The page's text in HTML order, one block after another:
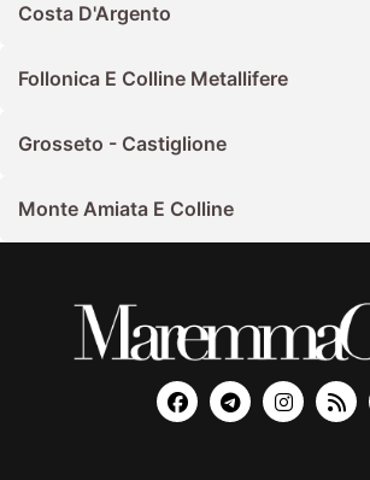
Costa D'Argento
Follonica E Colline Metallifere
Grosseto - Castiglione
Monte Amiata E Colline